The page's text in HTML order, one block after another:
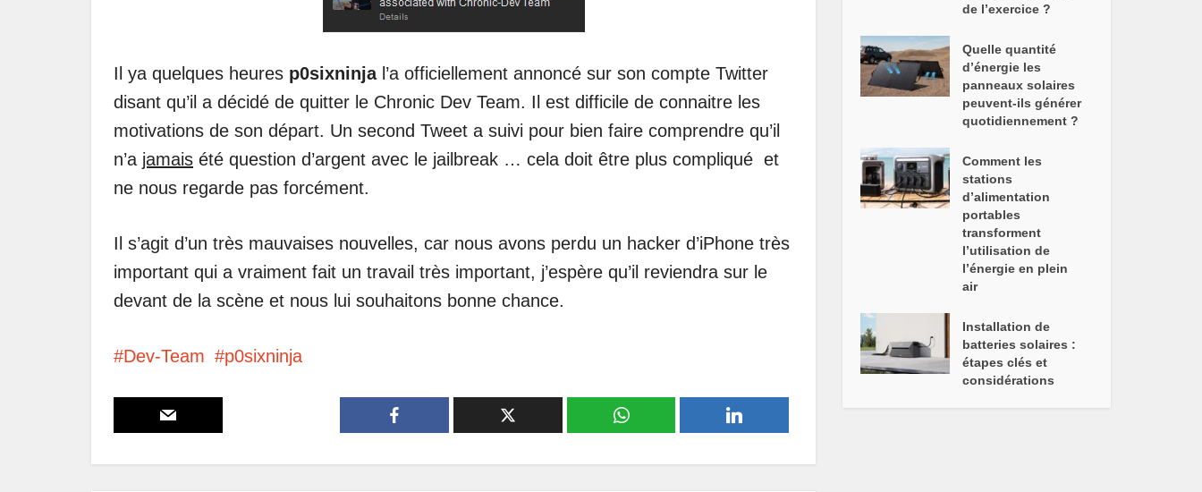
Il ya quelques heures p0sixninjal’a officiellement annoncé sur son compte Twitter
disant qu’il a décidé de quitter le Chronic Dev Team. I l est difficile de connaitre les
motivations de son départ. Un second Tweet a suivi pour bien faire comprendre qu’il
n’a jamais été question d’argent avec le jailbreak … cela doit être plus compliqué et
ne nous regarde pas forcément.
Il s’agit d’un très mauvaises nouvelles, car nous avons perdu un hacker d’iPhone très
important qui a vraiment fait un travail très important, j’espère qu’il reviendra sur le
devant de la scène et nous lui souhaitons bonne chance.
Dev-Team p0sixninja
de l’exercice ?
Quelle quantité
d’énergie les
panneaux solaires
peuvent-ils générer
quotidiennement ?
Comment les
stations
d’alimentation
portables
transforment
l’utilisation de
l’énergie en plein
air
Installation de
batteries solaires :
étapes clés et
considérations